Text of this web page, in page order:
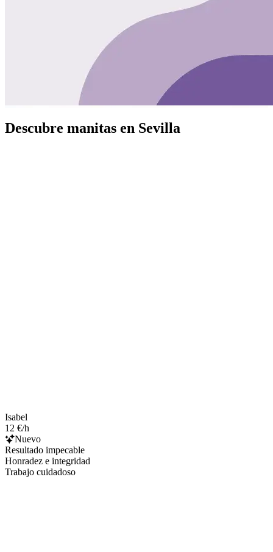
Descubre manitas en Sevilla
Isabel
12 €/h
Nuevo
Resultado impecable
Honradez e integridad
Trabajo cuidadoso